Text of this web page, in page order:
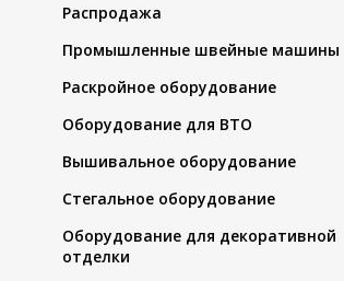
Распродажа
Промышленные швейные машины
Раскройное оборудование
Оборудование для ВТО
Вышивальное оборудование
Стегальное оборудование
Оборудование для декоративной
отделки